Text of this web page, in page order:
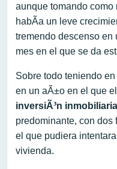
aunque tomando como
habÃ­a un leve
tremendo descenso en
mes en el que se da
Sobre todo teniendo
en un aÃ±o en el que
inversiÃ³n inmobiliaria
predominante, con dos
el que pudiera
vivienda.